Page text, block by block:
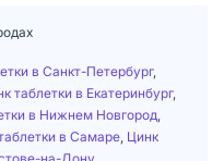
в Санкт-Петербург,
таблетки в Екатеринбург,
в Нижнем Новгород
в Самаре Цинк